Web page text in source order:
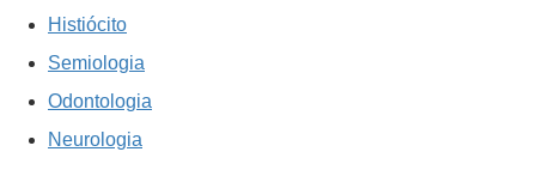
Histiócito
Semiologia
Odontologia
Neurologia